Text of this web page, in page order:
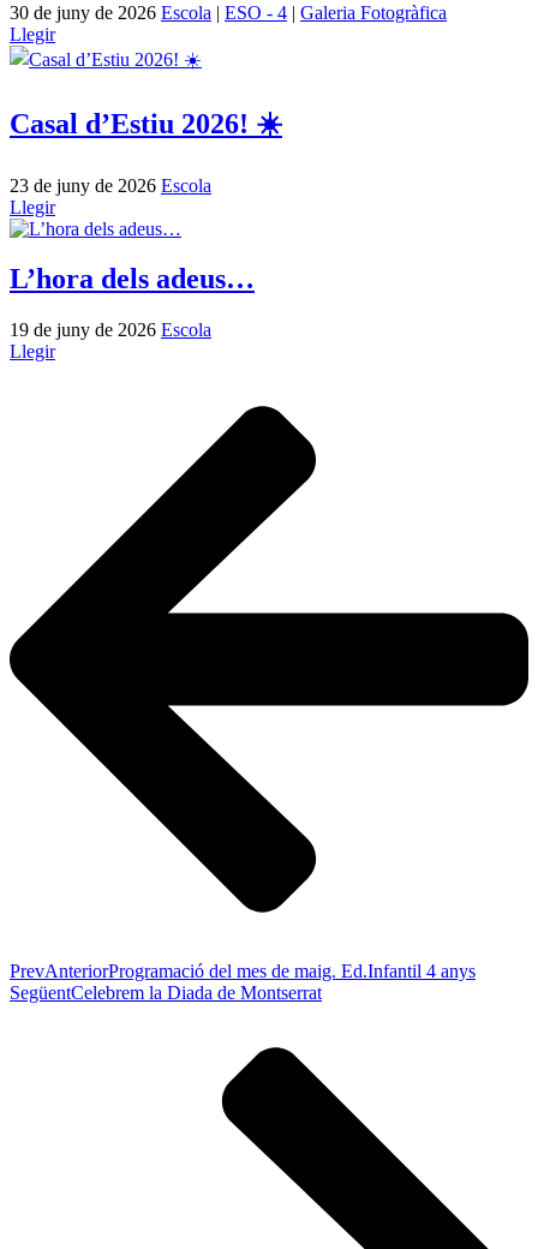
30 de juny de 2026 Escola | ESO - 4 | Galeria Fotogràfica
Llegir
Casal d’Estiu 2026! ☀️
23 de juny de 2026 Escola
Llegir
L’hora dels adeus…
19 de juny de 2026 Escola
Llegir
PrevAnteriorProgramació del mes de maig. Ed.Infantil 4 anys
SegüentCelebrem la Diada de Montserrat